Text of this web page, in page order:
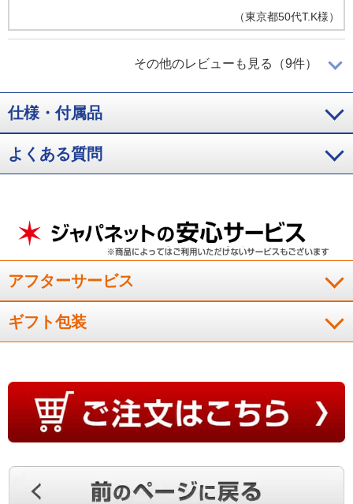
（東京都50代T.K様）
とてもコンパクト！
とてもコンパクト。そして先端が尖っているので例えばハンカ
チの角までよく入って気持ちがいい
（東京都60代S.Y様）
身近に置いて、必要な時に直ぐ使える。操作が簡単で設定がや
I.O様）
好！
デザインや色合いが好きで購入しましたが、丁度良い大きさと
重さで、使い勝手も良好です。またハンガ－にかけた服をコ－
（鹿児島県
その他のレビューも見る（9件）
仕様・付属品
よくある質問
アフターサービス
ギフト包装